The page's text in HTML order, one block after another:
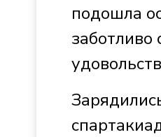
подошла